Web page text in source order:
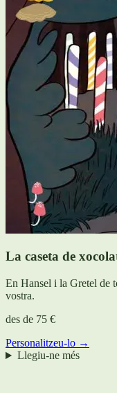
La caseta de
En Hansel i la Gretel de
vostra.
des de 75 €
Personalitzeu-lo →
Llegiu-ne més